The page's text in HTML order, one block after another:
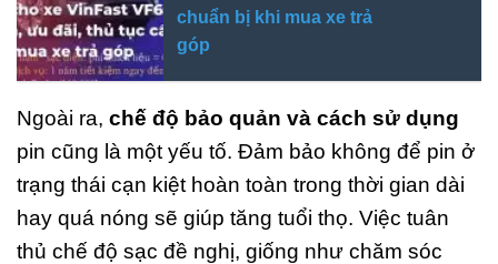
chuẩn bị khi mua xe trả
góp
Ngoài ra, chế độ bảo quản và cách sử dụng
pin cũng là một yếu tố. Đảm bảo không để pin ở
trạng thái cạn kiệt hoàn toàn trong thời gian dài
hay quá nóng sẽ giúp tăng tuổi thọ. Việc tuân
thủ chế độ sạc đề nghị, giống như chăm sóc